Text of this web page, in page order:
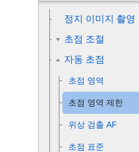
정지 이미지 촬영
초점 조절
자동 초점
초점 영역
초점 영역 제한
위상 검출 AF
초점 표준